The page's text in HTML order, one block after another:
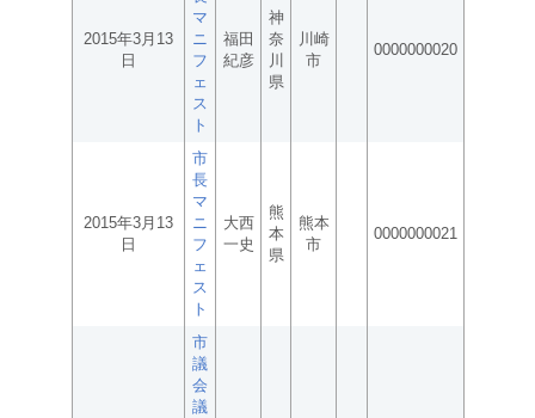
2015年3月13
日
マ
ニ
フ
ェ
ス
ト
福田
紀彦
神
奈
川
県
川崎
市
0000000020
2015年3月13
日
市
長
マ
ニ
フ
ェ
ス
ト
大西
一史
熊
本
県
熊本
市
0000000021
市
議
会
議